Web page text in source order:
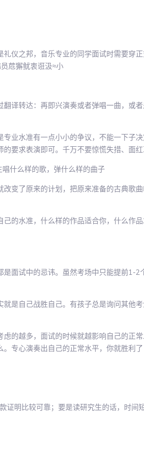
仪之邦，音乐专业的同学面试时需要穿
苊獬鱿衷诳汲≈小
译转达：再即兴演奏或者弹唱一曲，或
业水准有一点小小的争议，不能一下子
要求表演即可。千万不要惊慌失措、面红
什么样的歌，弹什么样的曲子
变了原来的计划，把原来准备的古典歌
的水准，什么样的作品适合你，什么作
面试中的忌讳。虽然考场中只能提前1-2
是自己战胜自己。有孩子总是询问其他
的越多，面试的时候就越影响自己的正常
专心演奏出自己的正常水平，你就胜利了
证明比较可靠；要是读研究生的话，时间